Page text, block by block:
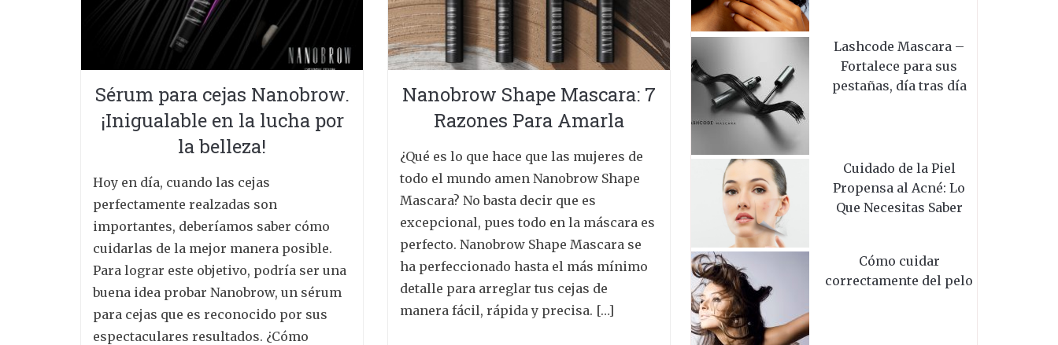
Sérum para cejas Nanobrow.
¡Inigualable en la lucha por
la belleza!
Hoy en día, cuando las cejas
perfectamente realzadas son
importantes, deberíamos saber cómo
cuidarlas de la mejor manera posible.
Para lograr este objetivo, podría ser una
buena idea probar Nanobrow, un sérum
para cejas que es reconocido por sus
espectaculares resultados. ¿Cómo
Nanobrow Shape Mascara: 7
Razones Para Amarla
¿Qué es lo que hace que las mujeres de
todo el mundo amen Nanobrow Shape
Mascara? No basta decir que es
excepcional, pues todo en la máscara es
perfecto. Nanobrow Shape Mascara se
ha perfeccionado hasta el más mínimo
detalle para arreglar tus cejas de
manera fácil, rápida y precisa. […]
Lashcode Mascara –
Fortalece para sus
pestañas, día tras día
Cuidado de la Piel
Propensa al Acné: Lo
Que Necesitas Saber
Cómo cuidar
correctamente del pelo